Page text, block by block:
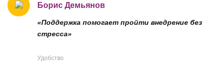
Борис Демьянов
«Поддержка помогает пройти внедрение без
стресса»
Удобство